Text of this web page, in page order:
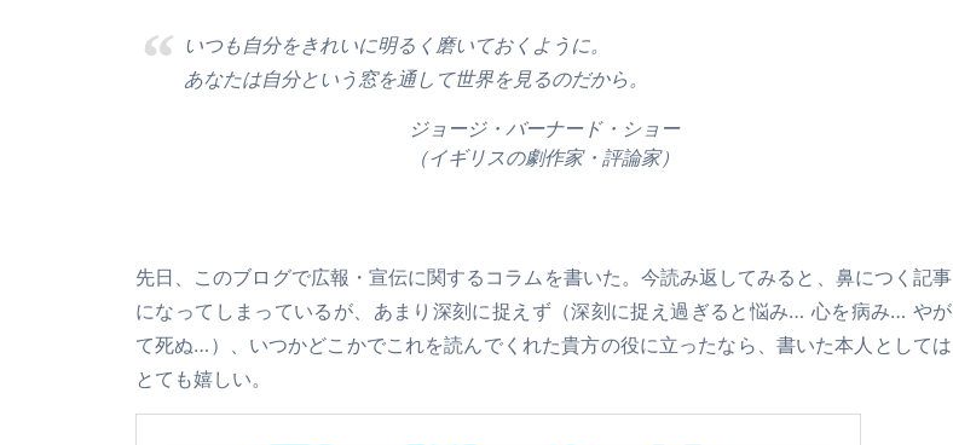
いつも自分をきれいに明るく磨いておくように。
あなたは自分という窓を通して世界を見るのだから。
ジョージ・バーナード・ショー
（イギリスの劇作家・評論家）
先日、このブログで広報・宣伝に関するコラムを書いた。今読み返してみると、鼻につく記事
になってしまっているが、あまり深刻に捉えず（深刻に捉え過ぎると悩み… 心を病み… やが
て死ぬ…）、いつかどこかでこれを読んでくれた貴方の役に立ったなら、書いた本人としては
とても嬉しい。